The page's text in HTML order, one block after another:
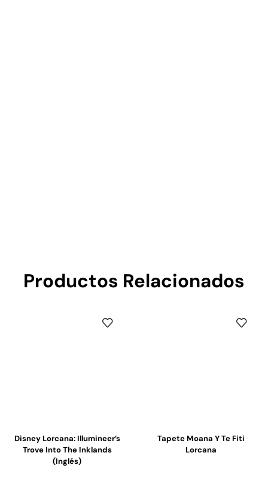
Productos Relacionados
Disney Lorcana: Illumineer’s
Trove Into The Inklands
(Inglés)
Tapete Moana Y Te Fiti
Lorcana